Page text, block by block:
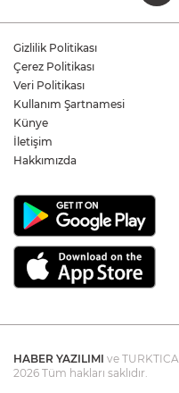
Yukatel
Öğretmen
Gizlilik Politikası
Çerez Politikası
Veri Politikası
Kullanım Şartnamesi
Künye
İletişim
Hakkımızda
HABER YAZILIMI ve
2026 Tüm hakları saklıdır.